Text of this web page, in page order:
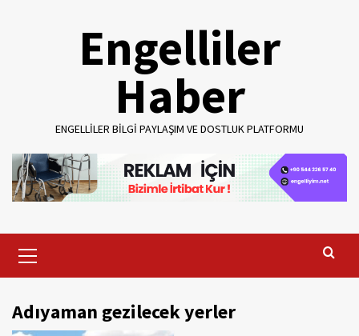
Engelliler
Haber
ENGELLILER BILGI PAYLAŞIM VE DOSTLUK PLATFORMU
Menu
Adıyaman gezilecek yerler